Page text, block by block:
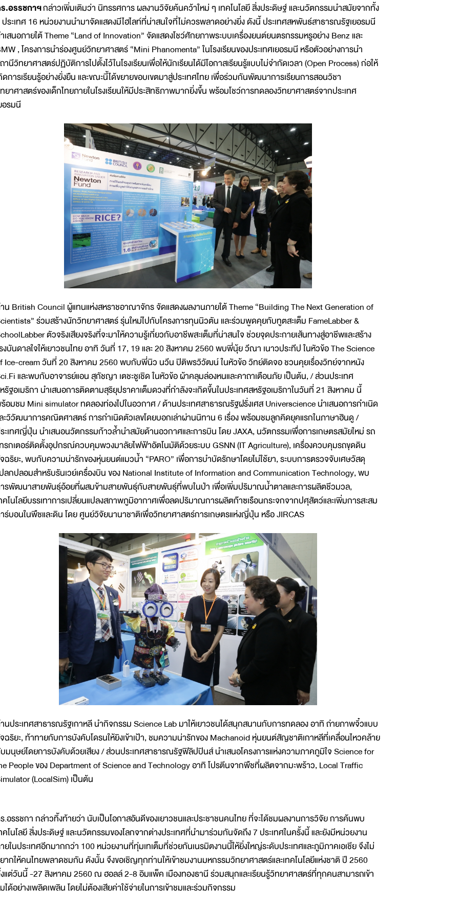
.อรรชกาฯกล่าวเพิ่มเติมว่า นิทรรศการ ผลงานวิจัยค้นคว้าใหม่ ๆ เทคโนโลยี สิ่งประดิษฐ์ และนวัตกรรมนำสมัยจากทั้ง
ระเทศ 16 หน่วยงานนำมาจัดแสดงมีไฮไลท์ที่น่าสนใจที่ไม่ควรพลาดอย่างยิ่ง ดังนี้ ประเทศสหพันธ์สาธารณรัฐเยอรมนี
เสนอภายใต้ Theme “Land of Innovation” จัดแสดงโชว์ศักยภาพระบบเครื่องยนต์ยนตรกรรมหรูอย่าง Benz และ
, โครงการนำร่องศูนย์วิทยาศาสตร์ “Mini Phanomenta” ในโรงเรียนของประเทศเยอรมนี หรือตัวอย่างการนำ
านีวิทยาศาสตร์ปฏิบัติการไปตั้งไว้ในโรงเรียนเพื่อให้นักเรียนได้มีโอกาสเรียนรู้แบบไม่จำกัดเวลา (Open Process) ก่อให้
ดการเรียนรู้อย่างยั่งยืน และขณะนี้ได้ขยายขอบเขตมาสู่ประเทศไทย เพื่อร่วมกันพัฒนาการเรียนการสอนวิชา
ยาศาสตร์ของเด็กไทยภายในโรงเรียนให้มีประสิทธิภาพมากยิ่งขึ้น พร้อมโชว์การทดลองวิทยาศาสตร์จากประเทศ
อรมนี
น British Council ผู้แทนแห่งสหราชอาณาจักร จัดแสดงผลงานภายใต้ Theme “Building The Next Generation of
ร่วมสร้างนักวิทยาศาสตร์ รุ่นใหม่ไปกับโครงการทุนนิวตัน และร่วมพูดคุยกับทูตสะเต็ม FameLabber &
ตัวจริงเสียงจริงที่จะมาให้ความรู้เกี่ยวกับอาชีพสะเต็มที่น่าสนใจ ช่วยจุดประกายเส้นทางสู่อาชีพและสร้าง
งบันดาลใจให้เยาวชนไทย อาทิ วันที่ 17, 19 และ 20 สิงหาคม 2560 พบพี่นุ้ย วีณา เนาวประทีป ในหัวข้อ The Science
Ice-cream วันที่ 20 สิงหาคม 2560 พบกับพี่นิว นวีน ปิติพรวิวัฒน์ ในหัวข้อ วิทย์ติดจอ ชวนคุยเรื่องวิทย์จากหนัง
และพบกับอาจารย์แอน สุกัชญา เตชะชูเชิด ในหัวข้อ ผ้าคลุมล่องหนและคาถาเตือนภัย เป็นต้น, / ส่วนประเทศ
รัฐอเมริกา นำเสนอการติดตามสุริยุปราคาเต็มดวงที่กำลังจะเกิดขึ้นในประเทศสหรัฐอเมริกาในวันที่ 21 สิงหาคม นี้
อมชม Mini simulator ทดลองท่องไปในอวกาศ / ด้านประเทศสาธารณรัฐฝรั่งเศส Universcience นำเสนอการกำเนิด
ะวิวัฒนาการคณิตศาสตร์ การกำเนิดตัวเลขโดยบอกเล่าผ่านนิทาน 6 เรื่อง พร้อมชมลูกคิดยุคแรกในภาษาฮินดู /
ะเทศญี่ปุ่น นำเสนอนวัตกรรมก้าวล้ำนำสมัยด้านอวกาศและการบิน โดย JAXA, นวัตกรรมเพื่อการเกษตรสมัยใหม่ รถ
รกเตอร์ติดตั้งอุปกรณ์ควบคุมพวงมาลัยไฟฟ้าอัตโนมัติด้วยระบบ GSNN (IT Agriculture), เครื่องควบคุมรถขุดดิน
ฉริยะ, พบกับความน่ารักของหุ่นยนต์แมวน้ำ “PARO” เพื่อการบำบัดรักษาโดยไม่ใช้ยา, ระบบการตรวจจับเศษวัสดุ
ลกปลอมสำหรับรันเวย์เครื่องบิน ของ National Institute of Information and Communication Technology, พบ
รพัฒนาสายพันธุ์อ้อยที่ผสมข้ามสายพันธุ์กับสายพันธุ์ที่พบในป่า เพื่อเพิ่มปริมาณน้ำตาลและการผลิตชีวมวล,
คโนโลยีบรรเทาการเปลี่ยนแปลงสภาพภูมิอากาศเพื่อลดปริมาณการผลิตก๊าซเรือนกระจกจากปศุสัตว์และเพิ่มการสะสม
ร์บอนในพืชและดิน โดย ศูนย์วิจัยนานาชาติเพื่อวิทยาศาสตร์การเกษตรแห่งญี่ปุ่น หรือ JIRCAS
นประเทศสาธารณรัฐเกาหลี นำกิจกรรม Science Lab มาให้เยาวชนได้สนุกสนานกับการทดลอง อาทิ ถ่ายภาพจิ๋วแบบ
ฉริยะ, ท้าทายกับการบังคับโดรนให้ยิงเข้าเป้า, ชมความน่ารักของ Machanoid หุ่นยนต์สัญชาติเกาหลีที่เคลื่อนไหวคล้าย
มนุษย์โดยการบังคับด้วยเสียง / ส่วนประเทศสาธารณรัฐฟิลิปปินส์ นำเสนอโครงการแห่งความภาคภูมิใจ Science for
People ของ Department of Science and Technology อาทิ โปรตีนจากพืชที่ผลิตจากมะพร้าว, Local Traffic
(LocalSim) เป็นต้น
.อรรชกา กล่าวทิ้งท้ายว่า นับเป็นโอกาสอันดีของเยาวชนและประชาชนคนไทย ที่จะได้ชมผลงานการวิจัย การค้นพบ
คโนโลยี สิ่งประดิษฐ์ และนวัตกรรมของโลกจากต่างประเทศที่นำมาร่วมกันจัดถึง 7 ประเทศในครั้งนี้ และยังมีหน่วยงาน
ยในประเทศอีกมากกว่า 100 หน่วยงานที่ทุ่มเทเต็มที่ช่วยกันเนรมิตงานนี้ให้ยิ่งใหญ่ระดับประเทศและภูมิภาคเอเชีย จึงไม่
ากให้คนไทยพลาดชมกัน ดังนั้น จึงขอเชิญทุกท่านให้เข้าชมงานมหกรรมวิทยาศาสตร์และเทคโนโลยีแห่งชาติ ปี 2560
แต่วันนี้ -27 สิงหาคม 2560 ณ ฮอลล์ 2-8 อิมแพ็ค เมืองทองธานี ร่วมสนุกและเรียนรู้วิทยาศาสตร์ที่ทุกคนสามารถเข้า
ได้อย่างเพลิดเพลิน โดยไม่ต้องเสียค่าใช้จ่ายในการเข้าชมและร่วมกิจกรรม